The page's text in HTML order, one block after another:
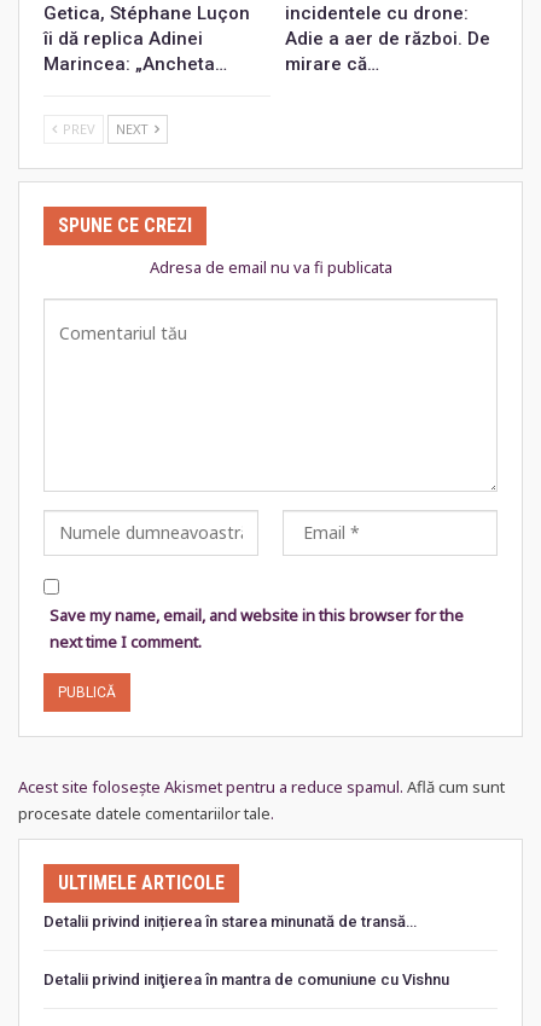
Getica, Stéphane Luçon
îi dă replica Adinei
Marincea: „Ancheta…
incidentele cu drone:
Adie a aer de război. De
mirare că…
PREV NEXT
SPUNE CE CREZI
Adresa de email nu va fi publicata
Save my name, email, and website in this browser for the
next time I comment.
Acest site folosește Akismet pentru a reduce spamul. Află cum sunt
procesate datele comentariilor tale.
ULTIMELE ARTICOLE
Detalii privind inițierea în starea minunată de transă…
Detalii privind iniţierea în mantra de comuniune cu Vishnu